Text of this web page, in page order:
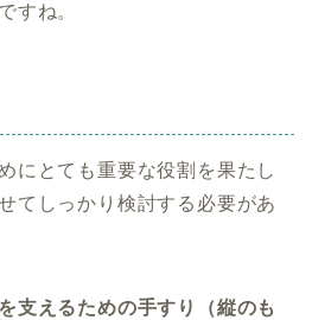
すね。
にとても重要な役割を果たし
てしっかり検討する必要があ
支えるための手すり（縦のも